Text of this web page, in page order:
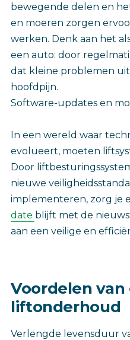
bewegende delen en
en moeren zorgen
werken. Denk aan het
een auto: door
dat kleine problemen
hoofdpijn.
Software-updates en
In een wereld waar
evolueert, moeten
Door
nieuwe
implementeren, zorg je
date blijft met de
aan een veilige en
Voordelen van
liftonderhoud
Verlengde levensduur